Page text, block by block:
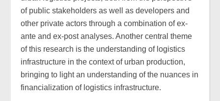
of public stakeholders as well as developers and
other private actors through a combination of ex-
ante and ex-post analyses. Another central theme
of this research is the understanding of logistics
infrastructure in the context of urban production,
bringing to light an understanding of the nuances in
financialization of logistics infrastructure.